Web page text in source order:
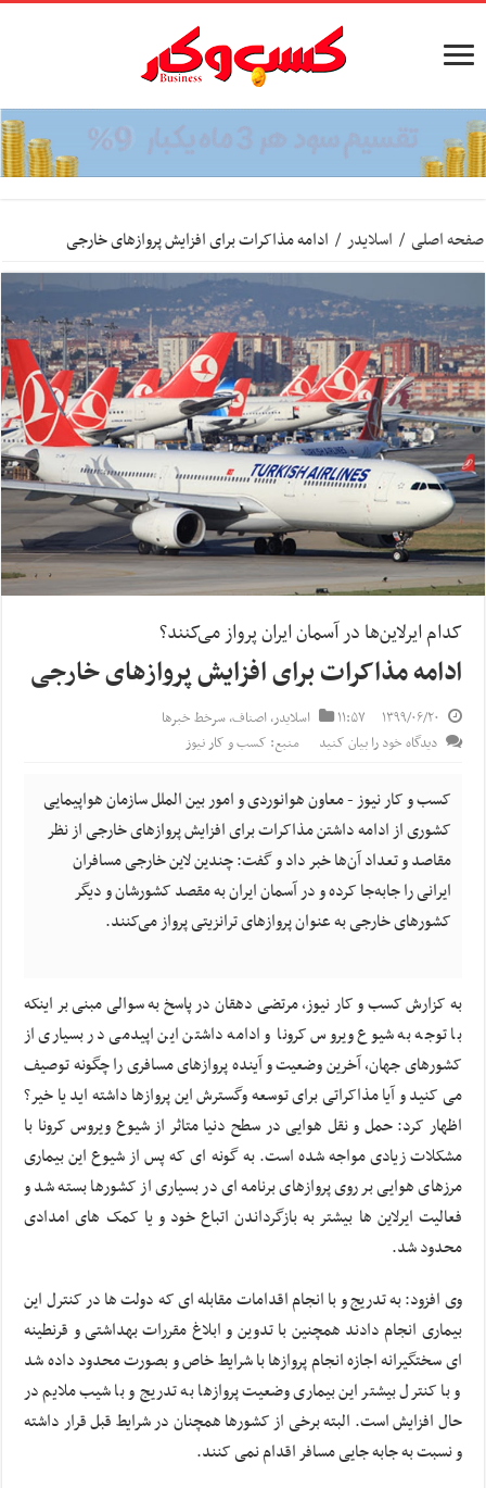
صفحه اصلی / اسلایدر / ادامه مذاکرات برای افزایش پروازهای خارجی
کدام ایرلاین‌ها در آسمان ایران پرواز می‌کنند؟
ادامه مذاکرات برای افزایش پروازهای خارجی
۱۳۹۹/۰۶/۲۰ ۱۱:۵۷ اسلایدر,اصناف,سرخط خبرها
دیدگاه خود را بیان کنید
منبع: کسب و کار نیوز
کسب و کار نیوز - معاون هوانوردی و امور بین الملل سازمان هواپیمایی
کشوری از ادامه داشتن مذاکرات برای افزایش پروازهای خارجی از نظر
مقاصد و تعداد آن‌ها خبر داد و گفت: چندین لاین خارجی مسافران
ایرانی را جابه‌جا کرده و در آسمان ایران به مقصد کشورشان و دیگر
کشورهای خارجی به عنوان پروازهای ترانزیتی پرواز می‌کنند.
به کزارش کسب و کار نیوز، مرتضی دهقان در پاسخ به سوالی مبنی بر اینکه
با توجه به شیوع ویروس کرونا و ادامه داشتن این اپیدمی در بسیاری از
کشورهای جهان، آخرین وضعیت و آینده پروازهای مسافری را چگونه توصیف
می کنید و آیا مذاکراتی برای توسعه وگسترش این پروازها داشته اید یا خیر؟
اظهار کرد: حمل و نقل هوایی در سطح دنیا متاثر از شیوع ویروس کرونا با
مشکلات زیادی مواجه شده است. به گونه ای که پس از شیوع این بیماری
مرزهای هوایی بر روی پروازهای برنامه ای در بسیاری از کشورها بسته شد و
فعالیت ایرلاین ها بیشتر به بازگرداندن اتباع خود و یا کمک های امدادی
محدود شد.
وی افزود: به تدریج و با انجام اقدامات مقابله ای که دولت ها در کنترل این
بیماری انجام دادند همچنین با تدوین و ابلاغ مقررات بهداشتی و قرنطینه
ای سختگیرانه اجازه انجام پروازها با شرایط خاص و بصورت محدود داده شد
و با کنترل بیشتر این بیماری وضعیت پروازها به تدریج و با شیب ملایم در
حال افزایش است. البته برخی از کشورها همچنان در شرایط قبل قرار داشته
و نسبت به جابه جایی مسافر اقدام نمی کنند.